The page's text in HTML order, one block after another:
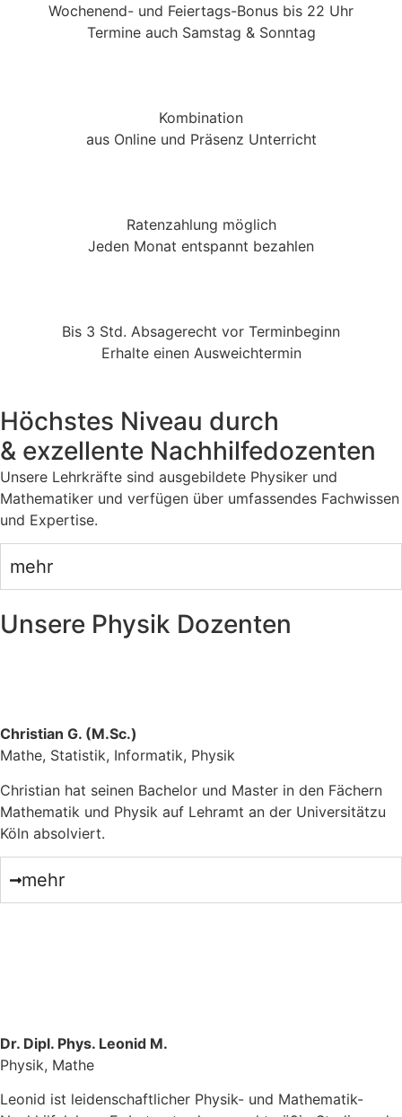
Wochenend- und Feiertags-Bonus bis 22 Uhr
Termine auch Samstag & Sonntag
Kombination
aus Online und Präsenz Unterricht
Ratenzahlung möglich
Jeden Monat entspannt bezahlen
Bis 3 Std. Absagerecht vor Terminbeginn
Erhalte einen Ausweichtermin
Höchstes Niveau durch
& exzellente Nachhilfedozenten
Unsere Lehrkräfte sind ausgebildete Physiker und
Mathematiker und verfügen über umfassendes Fachwissen
und Expertise.
mehr
Unsere Physik Dozenten
Christian G. (M.Sc.)
Mathe, Statistik, Informatik, Physik
Christian hat seinen Bachelor und Master in den Fächern
Mathematik und Physik auf Lehramt an der Universitätzu
Köln absolviert.
mehr
Dr. Dipl. Phys. Leonid M.
Physik, Mathe
Leonid ist leidenschaftlicher Physik- und Mathematik-